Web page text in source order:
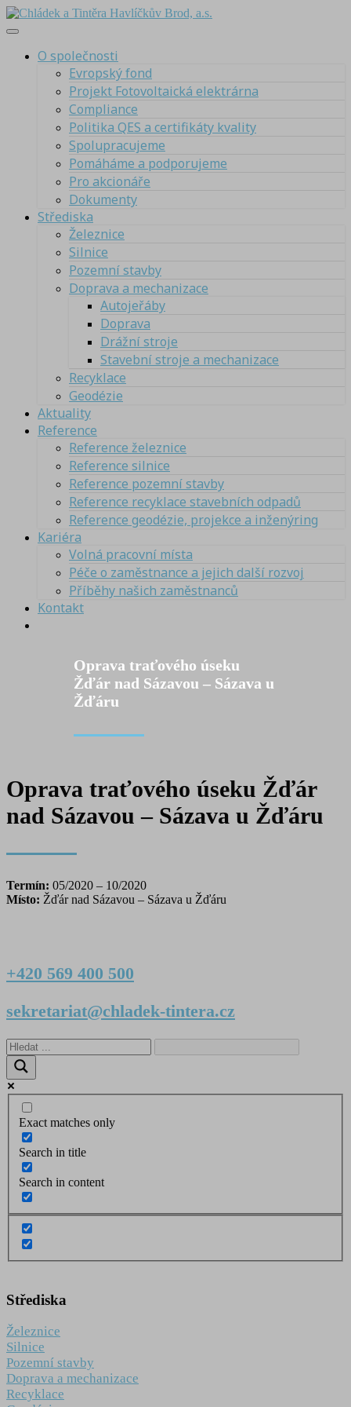
O společnosti
Evropský fond
Projekt Fotovoltaická elektrárna
Compliance
Politika QES a certifikáty kvality
Spolupracujeme
Pomáháme a podporujeme
Pro akcionáře
Dokumenty
Střediska
Železnice
Silnice
Pozemní stavby
Doprava a mechanizace
Autojeřáby
Doprava
Drážní stroje
Stavební stroje a mechanizace
Recyklace
Geodézie
Aktuality
Reference
Reference železnice
Reference silnice
Reference pozemní stavby
Reference recyklace stavebních odpadů
Reference geodézie, projekce a inženýring
Kariéra
Volná pracovní místa
Péče o zaměstnance a jejich další rozvoj
Příběhy našich zaměstnanců
Kontakt
Oprava traťového úseku
Žďár nad Sázavou – Sázava u
Žďáru
Oprava traťového úseku Žďár
nad Sázavou – Sázava u Žďáru
Termín: 05/2020 – 10/2020
Místo: Žďár nad Sázavou – Sázava u Žďáru
+420 569 400 500
sekretariat@chladek-tintera.cz
Exact matches only
Search in title
Search in content
Střediska
Železnice
Silnice
Pozemní stavby
Doprava a mechanizace
Recyklace